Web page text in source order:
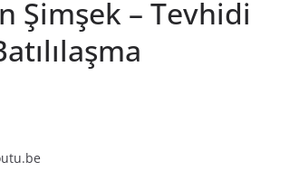
Şimşek – Tevhidi